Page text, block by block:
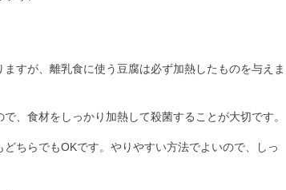
すが、離乳食に使う豆腐は必ず加熱したものを与えま
、食材をしっかり加熱して殺菌することが大切です。
ちらでもOKです。やりやすい方法でよいので、しっ